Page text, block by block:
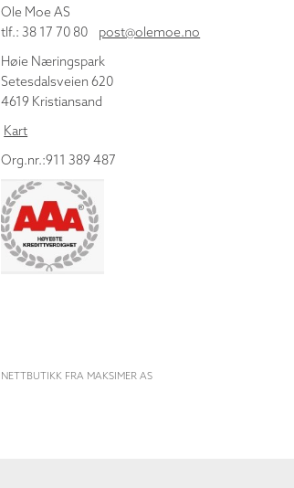
Ole Moe AS
tlf.: 38 17 70 80 post@olemoe.no
Høie Næringspark
Setesdalsveien 620
4619 Kristiansand
Kart
Org.nr.:911 389 487
NETTBUTIKK FRA MAKSIMER AS